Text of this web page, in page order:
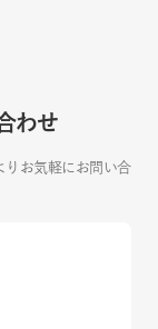
わせ
りお気軽にお問い合